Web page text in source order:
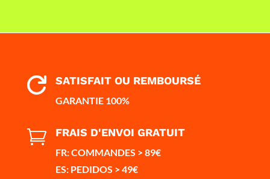
 SATISFAIT OU REMBOURSÉ
GARANTIE 100%
 FRAIS D'ENVOI GRATUIT
FR: COMMANDES > 89€
ES: PEDIDOS > 49€